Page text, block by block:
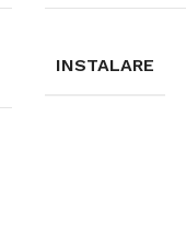
INSTALARE